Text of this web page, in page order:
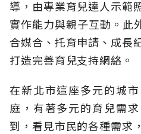
導，由專業育兒達人示範
實作能力與親子互動。此
合媒合、托育申請、成長
打造完善育兒支持網絡。
在新北市這座多元的城
庭，有著多元的育兒需
到，看見市民的各種需求